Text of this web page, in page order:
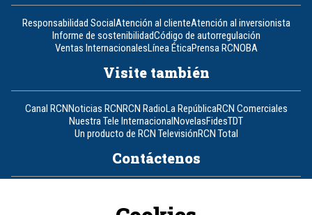
Responsabilidad SocialAtención al clienteAtención al inversionista
Informe de sostenibilidadCódigo de autorregulación
Ventas InternacionalesLínea ÉticaPrensa RCNOBA
Visite también
Canal RCNNoticias RCNRCN RadioLa RepúblicaRCN Comerciales
Nuestra Tele InternacionalNovelasFidesTDT
Un producto de RCN TelevisiónRCN Total
Contáctenos